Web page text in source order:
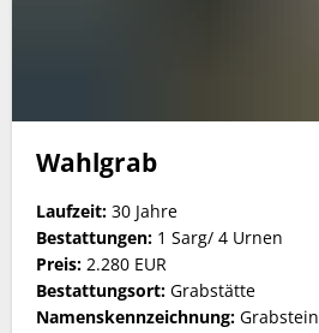
Wahlgrab
Laufzeit: 30 Jahre
Bestattungen: 1 Sarg/ 4 Urnen
Preis: 2.280 EUR
Bestattungsort: Grabstätte
Namenskennzeichnung: Grabstein